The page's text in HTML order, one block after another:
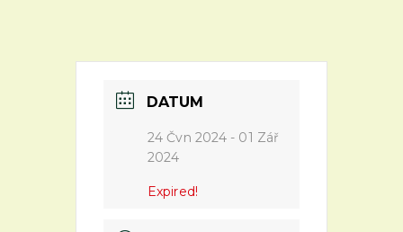
DATUM
24 Čvn 2024 - 01 Zář
2024
Expired!